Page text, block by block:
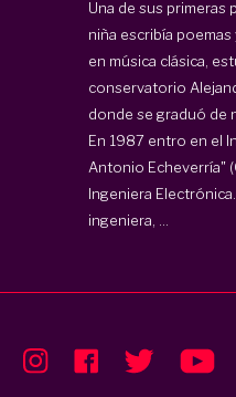
Una de sus primeras
niña escribía
en música clásica,
conservatorio
donde se graduó de
En 1987 entro en el
Antonio Echeverría"
Ingeniera
ingeniera, ...